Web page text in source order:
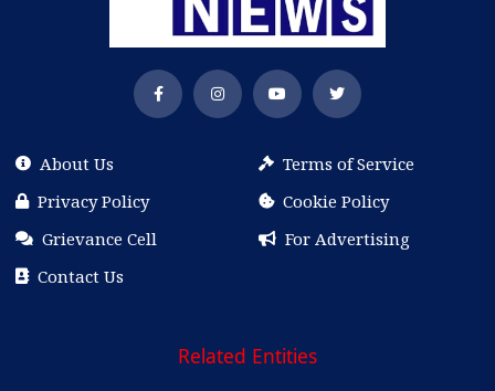
About Us
Terms of Service
Privacy Policy
Cookie Policy
Grievance Cell
For Advertising
Contact Us
Related Entities